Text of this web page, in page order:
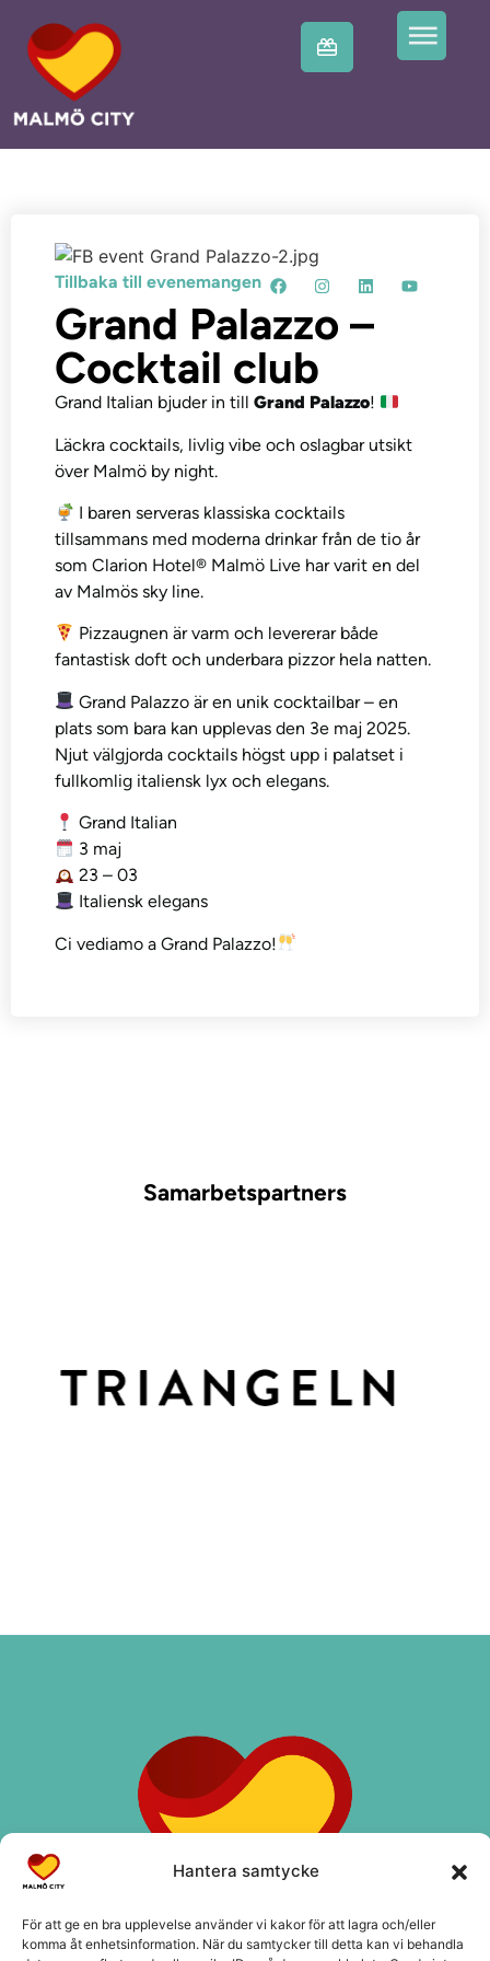
Hantera samtycke
För att ge en bra upplevelse använder vi kakor för att lagra och/eller
komma åt enhetsinformation. När du samtycker till detta kan vi behandla
Tillbaka till evenemangen
Grand Palazzo –
Cocktail club
Grand Italian bjuder in till Grand Palazzo!
Läckra cocktails, livlig vibe och oslagbar utsikt
över Malmö by night.
I baren serveras klassiska cocktails
tillsammans med moderna drinkar från de tio år
som Clarion Hotel® Malmö Live har varit en del
av Malmös sky line.
Pizzaugnen är varm och levererar både
fantastisk doft och underbara pizzor hela natten.
Grand Palazzo är en unik cocktailbar – en
plats som bara kan upplevas den 3e maj 2025.
Njut välgjorda cocktails högst upp i palatset i
fullkomlig italiensk lyx och elegans.
Grand Italian
3 maj
23 – 03
Italiensk elegans
Ci vediamo a Grand Palazzo!
Samarbetspartners